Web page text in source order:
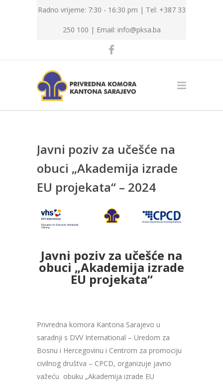
Radno vrijeme: 7:30 - 16:30 pm | Tel: +387 33
250 100 | Email: info@pksa.ba
Javni poziv za učešće na
obuci „Akademija izrade
EU projekata“ – 2024
Javni poziv za učešće na
obuci „Akademija izrade
EU projekata“
Privredna komora Kantona Sarajevo u
saradnji s DVV International – Uredom za
Bosnu i Hercegovinu i Centrom za promociju
civilnog društva – CPCD, organizuje javno
važeću obuku „Akademija izrade EU